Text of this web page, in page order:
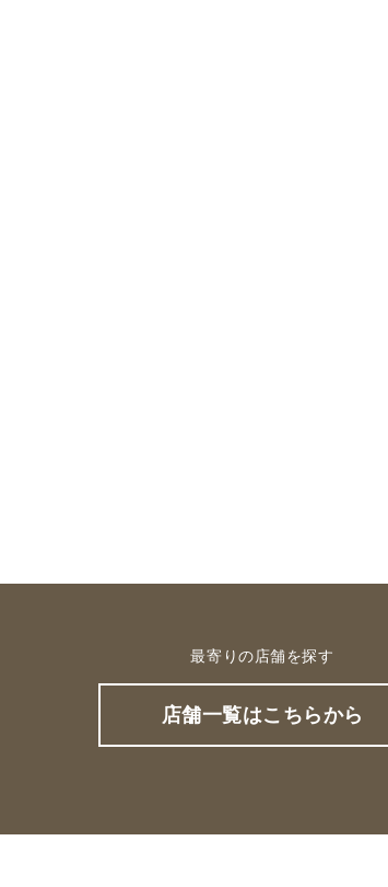
最寄りの店舗を探す
店舗一覧はこちらから